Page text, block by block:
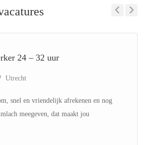
24 – 32 uur
Utrecht
snel en vriendelijk afrekenen en nog
meegeven, dat maakt jou